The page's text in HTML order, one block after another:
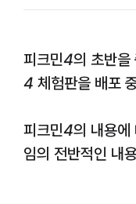
피크민4의 초반을
4 체험판을 배포
피크민4의 내용에
임의 전반적인 내